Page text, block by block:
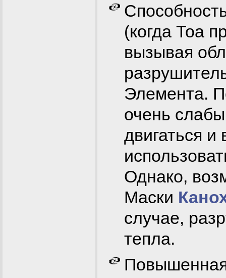
(когда Тоа
вызывая
Элемента.
очень
двигаться и
Однако,
Маски
случае,
тепла.
Повышенная